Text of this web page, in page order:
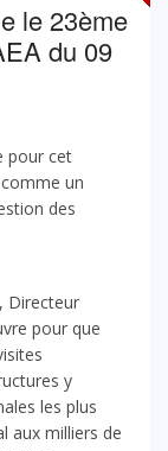
le 23ème
du 09
pour cet
un
des
Directeur
pour que
y
les plus
aux milliers de